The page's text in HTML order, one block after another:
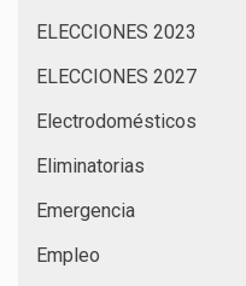
ELECCIONES 2023
ELECCIONES 2027
Electrodomésticos
Eliminatorias
Emergencia
Empleo